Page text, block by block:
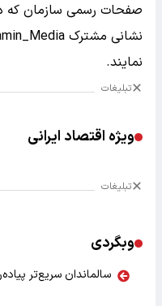
صفحات رسمی سازمان که
نمایند.
تبلیغات
ویژه اقتصاد ایرانی
تبلیغات
وبگردی
سالماندان سریع‌تر